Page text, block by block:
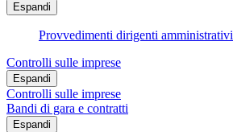
Espandi
Provvedimenti dirigenti amministrativi
Controlli sulle imprese
Espandi
Controlli sulle imprese
Bandi di gara e contratti
Espandi